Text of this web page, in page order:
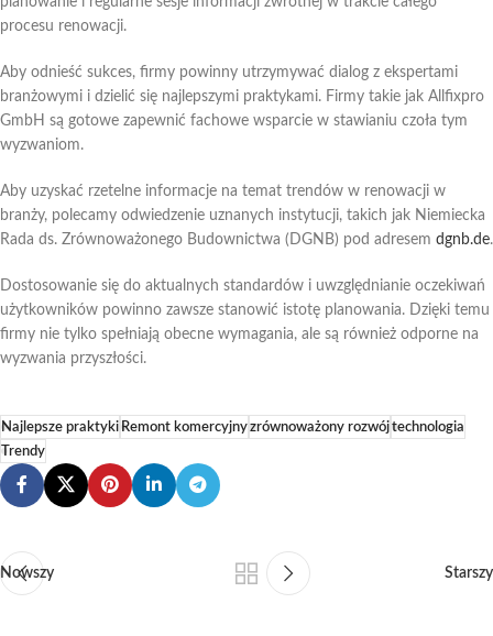
procesu renowacji.
Aby odnieść sukces, firmy powinny utrzymywać dialog z ekspertami
branżowymi i dzielić się najlepszymi praktykami. Firmy takie jak Allfixpro
GmbH są gotowe zapewnić fachowe wsparcie w stawianiu czoła tym
wyzwaniom.
Aby uzyskać rzetelne informacje na temat trendów w renowacji w
branży, polecamy odwiedzenie uznanych instytucji, takich jak Niemiecka
Rada ds. Zrównoważonego Budownictwa (DGNB) pod adresem dgnb.de.
Dostosowanie się do aktualnych standardów i uwzględnianie oczekiwań
użytkowników powinno zawsze stanowić istotę planowania. Dzięki temu
firmy nie tylko spełniają obecne wymagania, ale są również odporne na
wyzwania przyszłości.
Najlepsze praktykiRemont komercyjnyzrównoważony rozwójtechnologia
Trendy
Nowszy Starszy